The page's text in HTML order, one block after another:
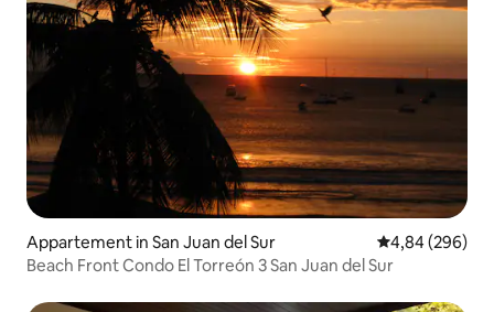
Appartement in San Juan del Sur Gemiddelde
4,84 (296)
Beach Front Condo El Torreón 3 San Juan del Sur